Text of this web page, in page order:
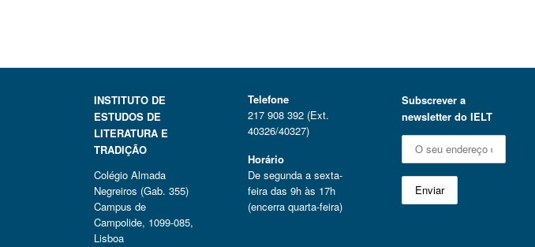
INSTITUTO DE
ESTUDOS DE
LITERATURA E
TRADIÇÃO
Colégio Almada
Negreiros (Gab. 355)
Campus de
Campolide, 1099-085,
Lisboa
Telefone
217 908 392 (Ext.
40326/40327)
Horário
De segunda a sexta-
feira das 9h às 17h
(encerra quarta-feira)
Subscrever a
newsletter do IELT